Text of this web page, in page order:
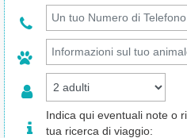
Indica qui eventuali note o
tua ricerca di viaggio: